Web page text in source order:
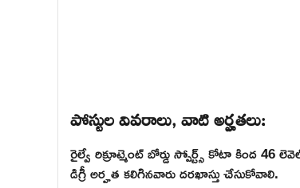
పోస్టుల వివరాలు, వాటి అర్హతలు:
రైల్వే రిక్రూట్మెంట్ బోర్డు స్పోర్ట్స్ కోటా కింద
డిగ్రీ అర్హత కలిగినవారు దరఖాస్తు చేసుకోవాలి.